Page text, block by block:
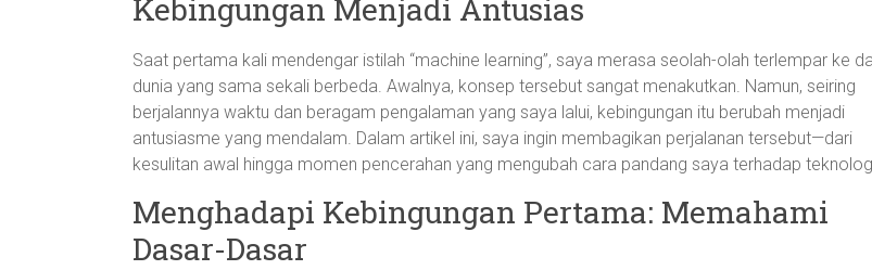
Kebingungan Menjadi Antusias
Saat pertama kali mendengar istilah “machine learning”, saya merasa seolah-olah terlempar ke
dunia yang sama sekali berbeda. Awalnya, konsep tersebut sangat menakutkan. Namun, seiring
berjalannya waktu dan beragam pengalaman yang saya lalui, kebingungan itu berubah menjadi
antusiasme yang mendalam. Dalam artikel ini, saya ingin membagikan perjalanan tersebut—dari
kesulitan awal hingga momen pencerahan yang mengubah cara pandang saya terhadap
Menghadapi Kebingungan Pertama: Memahami
Dasar-Dasar